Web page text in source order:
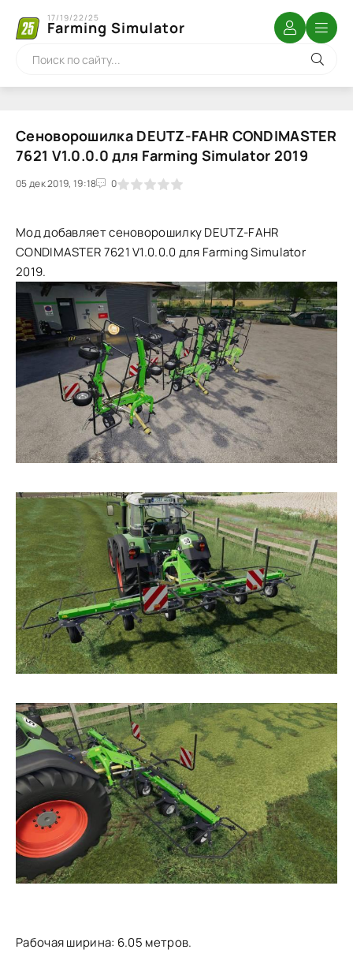
Farming Simulator
17/19/22/25
Сеноворошилка DEUTZ-FAHR CONDIMASTER
7621 V1.0.0.0 для Farming Simulator 2019
05 дек 2019, 19:18 0
1 2 3 4 5
Мод добавляет сеноворошилку DEUTZ-FAHR
CONDIMASTER 7621 V1.0.0.0 для Farming Simulator
2019.
Рабочая ширина: 6.05 метров.